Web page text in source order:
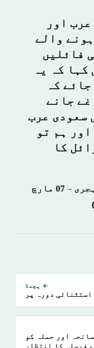
اور
والے
فائلیں
کہا کہ یہ
کہ
جانے
سعودی عرب
اور ہم تو
کا
بدھ – 19 جمادی الاول 1440 ہجری – 07 مارچ
← پچھلا
دورہ پر
اور حملہ کو